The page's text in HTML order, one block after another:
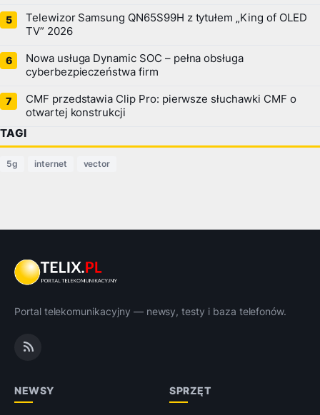
Telewizor Samsung QN65S99H z tytułem „King of OLED
TV” 2026
Nowa usługa Dynamic SOC – pełna obsługa
cyberbezpieczeństwa firm
CMF przedstawia Clip Pro: pierwsze słuchawki CMF o
otwartej konstrukcji
TAGI
5g internet vector
Portal telekomunikacyjny — newsy, testy i baza telefonów.
NEWSY SPRZĘT